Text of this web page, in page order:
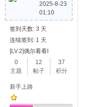
2025-8-23
01:10
签到天数: 3 天
连续签到: 1 天
[LV.2]偶尔看看I
0
主题
12
帖子
37
积分
新手上路